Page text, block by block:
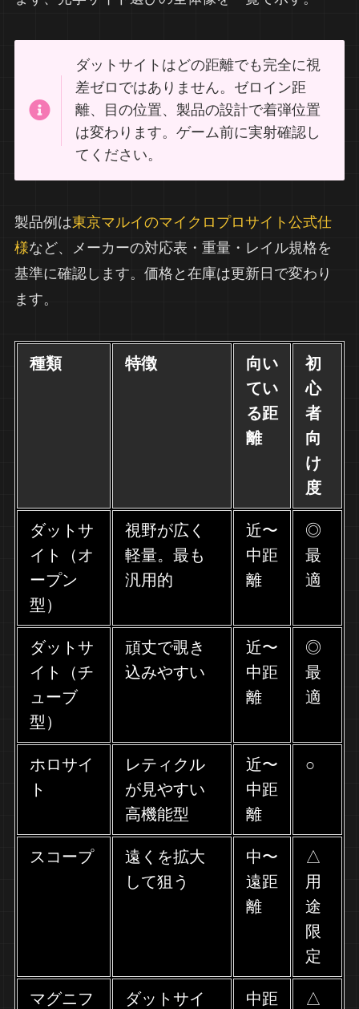
ダットサイトはどの距離でも完全に視
差ゼロではありません。ゼロイン距
離、目の位置、製品の設計で着弾位置
は変わります。ゲーム前に実射確認し
てください。
製品例は東京マルイのマイクロプロサイト公式仕
様など、メーカーの対応表・重量・レイル規格を
基準に確認します。価格と在庫は更新日で変わり
ます。
種類 特徴
向い
てい
る距
離
初
心
者
向
け
度
ダットサ
イト（オ
ープン
型）
視野が広く
軽量。最も
汎用的
近〜
中距
離
◎
最
適
ダットサ
イト（チ
ューブ
型）
頑丈で覗き
込みやすい
近〜
中距
離
◎
最
適
ホロサイ
ト
レティクル
が見やすい
高機能型
近〜
中距
離
○
スコープ
遠くを拡大
して狙う
中〜
遠距
離
△
用
途
限
定
マグニフ
ダットサイ
中距
△